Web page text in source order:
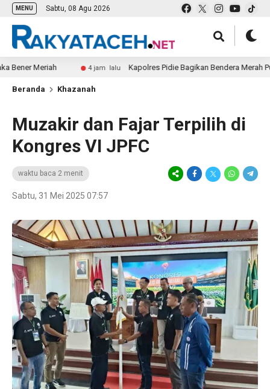
MENU Sabtu, 08 Agu 2026
Meriah 4 jam lalu Kapolres Pidie Bagikan Bendera Merah Putih
Beranda Khazanah
Muzakir dan Fajar Terpilih di
Kongres VI JPFC
waktu baca 2 menit
Sabtu, 31 Mei 2025 07:57